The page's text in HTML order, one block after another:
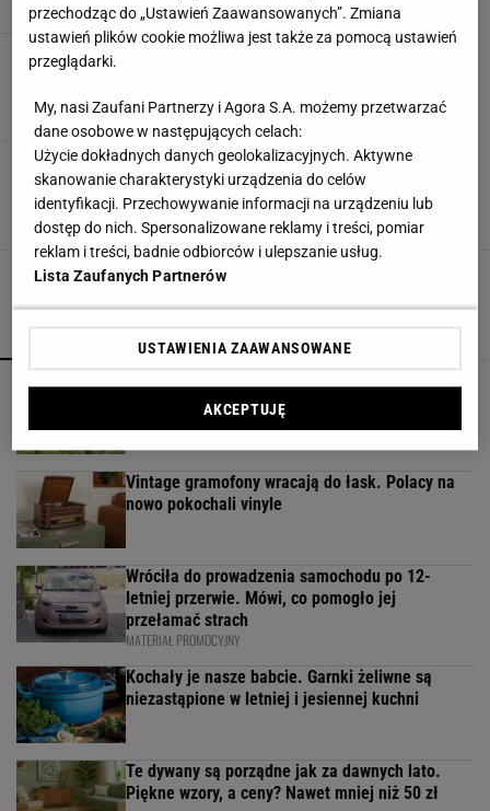
Otwarta przestrzeń, ciekawe detale. Oto
mieszkanie pary młodych ludzi
ARANŻACJE WNĘTRZ INSPIRACJE MEBLE MIESZKANIA
Fotopułapka przyłapie każdego, kto odwiedza
ogród w nocy. I sarnę, i złodzieja
Vintage gramofony wracają do łask. Polacy na
nowo pokochali vinyle
Wróciła do prowadzenia samochodu po 12-
letniej przerwie. Mówi, co pomogło jej
przełamać strach
MATERIAŁ PROMOCYJNY
Kochały je nasze babcie. Garnki żeliwne są
niezastąpione w letniej i jesiennej kuchni
Te dywany są porządne jak za dawnych lato.
Piękne wzory, a ceny? Nawet mniej niż 50 zł
przechodząc do „Ustawień Zaawansowanych”. Zmiana
ustawień plików cookie możliwa jest także za pomocą ustawień
przeglądarki.
My, nasi Zaufani Partnerzy i Agora S.A. możemy przetwarzać
dane osobowe w następujących celach:
Użycie dokładnych danych geolokalizacyjnych. Aktywne
skanowanie charakterystyki urządzenia do celów
identyfikacji. Przechowywanie informacji na urządzeniu lub
dostęp do nich. Spersonalizowane reklamy i treści, pomiar
reklam i treści, badnie odbiorców i ulepszanie usług.
Lista Zaufanych Partnerów
USTAWIENIA ZAAWANSOWANE
AKCEPTUJĘ